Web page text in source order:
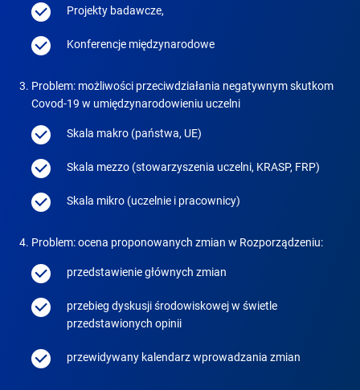
Projekty badawcze,
Konferencje międzynarodowe
Problem: możliwości przeciwdziałania negatywnym skutkom
Covod-19 w umiędzynarodowieniu uczelni
Skala makro (państwa, UE)
Skala mezzo (stowarzyszenia uczelni, KRASP, FRP)
Skala mikro (uczelnie i pracownicy)
Problem: ocena proponowanych zmian w Rozporządzeniu:
przedstawienie głównych zmian
przebieg dyskusji środowiskowej w świetle
przedstawionych opinii
przewidywany kalendarz wprowadzania zmian